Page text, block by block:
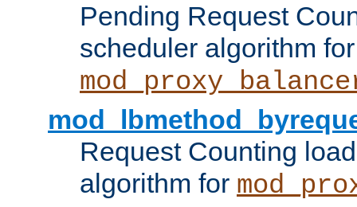
Pending Request
scheduler algorithm for
Request Counting
algorithm for